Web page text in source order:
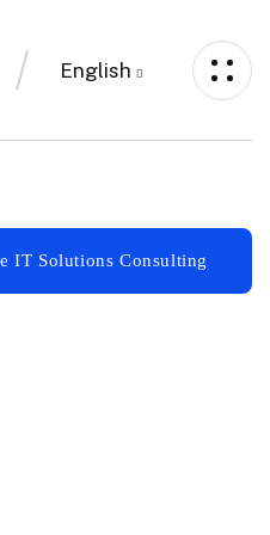
English
IT Solutions Consulting